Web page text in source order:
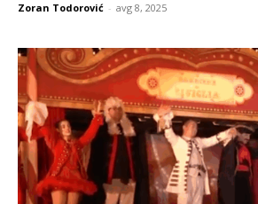
Zoran Todorović - avg 8, 2025